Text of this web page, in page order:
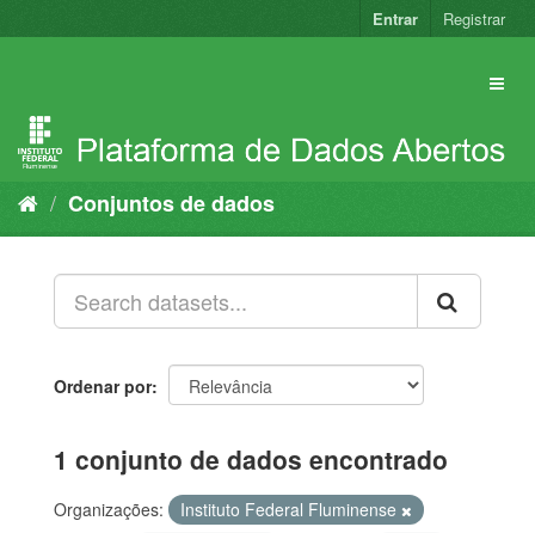
para
Entrar Registrar
Conjuntos de dados
Ordenar por
1 conjunto de dados encontrado
Organizações:
Instituto Federal Fluminense